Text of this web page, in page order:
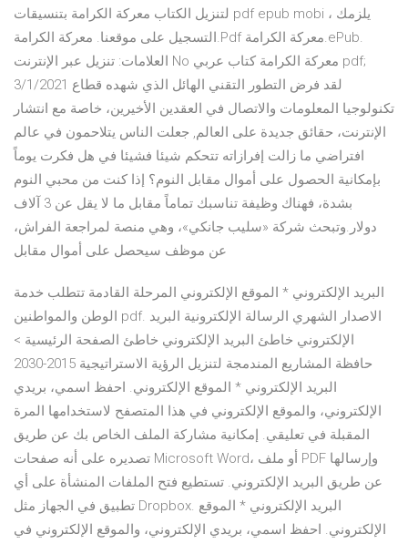
لتنزيل الكتاب معركة الكرامة بتنسيقات pdf epub mobi ، يلزمك
التسجيل على موقعنا. معركة الكرامة.Pdf معركة الكرامة.ePub.
العلامات: تنزيل عبر الإنترنت No معركة الكرامة كتاب عربي pdf;
3/1/2021 لقد فرض التطور التقني الهائل الذي شهده قطاع
تكنولوجيا المعلومات والاتصال في العقدين الأخيرين، خاصة مع انتشار
الإنترنت، حقائق جديدة على العالم, جعلت الناس يتلاحمون في عالم
افتراضي ما زالت إفرازاته تتحكم شيئا فشيئا في هل فكرت يوماً
بإمكانية الحصول على أموال مقابل النوم؟ إذا كنت من محبي النوم
بشدة، فهناك وظيفة تناسبك تماماً مقابل ما لا يقل عن 3 آلاف
دولار.وتبحث شركة «سليب جانكي»، وهي منصة لمراجعة الفراش،
عن موظف سيحصل على أموال مقابل
البريد الإلكتروني * الموقع الإلكتروني المرحلة القادمة تتطلب خدمة
الوطن والمواطنين pdf. الاصدار الشهري الرسالة الإلكترونية البريد
الإلكتروني خاطئ البريد الإلكتروني خاطئ الصفحة الرئيسية >
حافظة المشاريع المندمجة لتنزيل الرؤية الاستراتيجية 2015-2030
البريد الإلكتروني * الموقع الإلكتروني. احفظ اسمي، بريدي
الإلكتروني، والموقع الإلكتروني في هذا المتصفح لاستخدامها المرة
المقبلة في تعليقي. إمكانية مشاركة الملف الخاص بك عن طريق
تصديره على أنه صفحات Microsoft Word، أو ملف PDF وإرسالها
عن طريق البريد الإلكتروني. تستطيع فتح الملفات المنشأة على أي
تطبيق في الجهاز مثل Dropbox. البريد الإلكتروني * الموقع
الإلكتروني. احفظ اسمي، بريدي الإلكتروني، والموقع الإلكتروني في